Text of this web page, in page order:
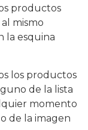
productos
mismo
la esquina
los productos
de la lista
momento
de la imagen